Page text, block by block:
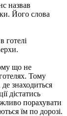
назвав
Його слова
готелі
що не
Тому
де знаходиться
дістатись
порахувати
їм по дорозі.